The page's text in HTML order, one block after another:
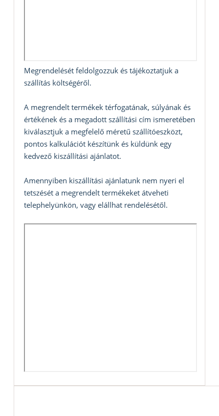
Megrendelését feldolgozzuk és tájékoztatjuk a
szállítás költségéről.
A megrendelt termékek térfogatának, súlyának és
értékének és a megadott szállítási cím ismeretében
kiválasztjuk a megfelelő méretű szállítóeszközt,
pontos kalkulációt készítünk és küldünk egy
kedvező kiszállítási ajánlatot.
Amennyiben kiszállítási ajánlatunk nem nyeri el
tetszését a megrendelt termékeket átveheti
telephelyünkön, vagy elállhat rendelésétől.